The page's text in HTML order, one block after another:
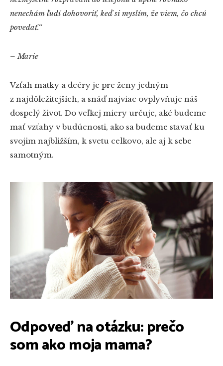
nenechám ľudí dohovoriť, keď si myslím, že viem, čo chcú
povedať.“
– Marie
Vzťah matky a dcéry je pre ženy jedným
z najdôležitejších, a snáď najviac ovplyvňuje náš
dospelý život. Do veľkej miery určuje, aké budeme
mať vzťahy v budúcnosti, ako sa budeme stavať ku
svojim najbližším, k svetu celkovo, ale aj k sebe
samotným.
Odpoveď na otázku: prečo
som ako moja mama?